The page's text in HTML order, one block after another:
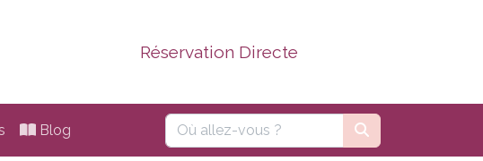
Réservation Directe
Blog